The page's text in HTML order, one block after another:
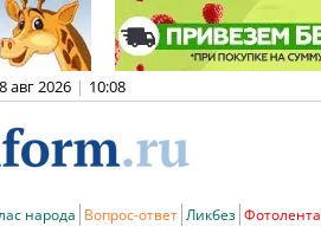
8 авг 2026 | 10:08
народа Вопрос-ответ Ликбез Фотолента